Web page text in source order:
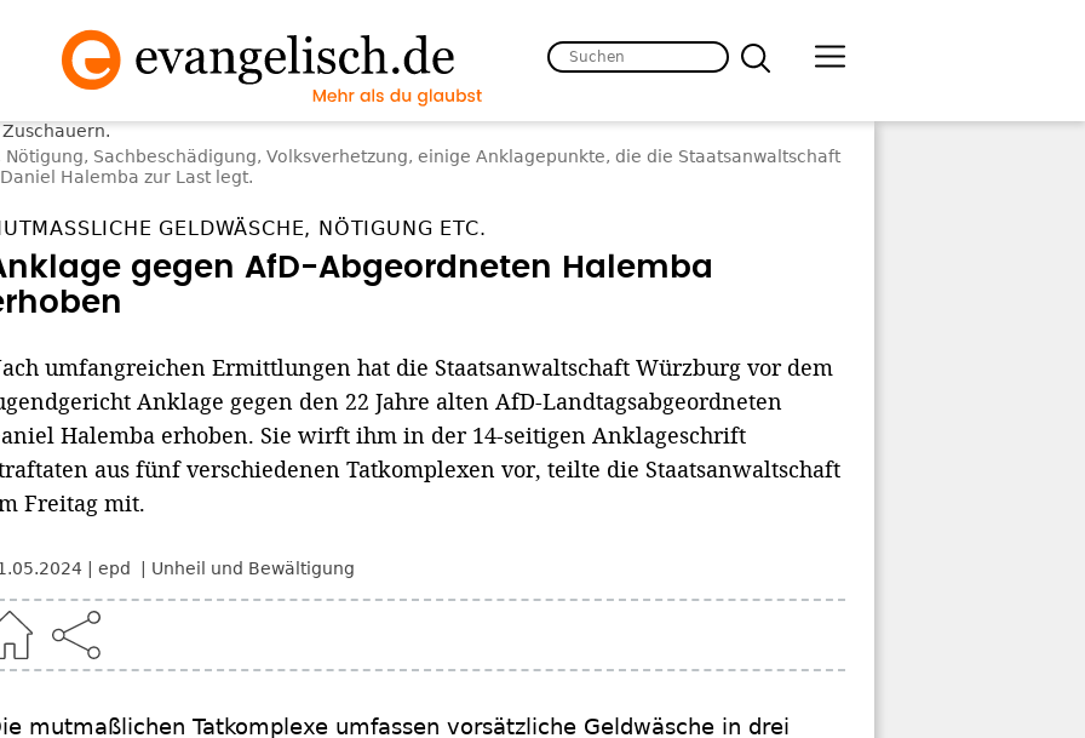
Nötigung, Sachbeschädigung, Volksverhetzung, einige Anklagepunkte, die die Staatsanwaltschaft
Halemba zur Last legt.
GELDWÄSCHE, NÖTIGUNG ETC.
gegen AfD-Abgeordneten Halemba
umfangreichen Ermittlungen hat die Staatsanwaltschaft Würzburg vor dem
Anklage gegen den 22 Jahre alten AfD-Landtagsabgeordneten
Halemba erhoben. Sie wirft ihm in der 14-seitigen Anklageschrift
aus fünf verschiedenen Tatkomplexen vor, teilte die Staatsanwaltschaft
Freitag mit.
epd Unheil und Bewältigung
mutmaßlichen Tatkomplexe umfassen vorsätzliche Geldwäsche in drei